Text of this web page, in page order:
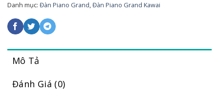
Danh mục: Đàn Piano Grand,Đàn Piano Grand Kawai
Mô Tả
Đánh Giá (0)